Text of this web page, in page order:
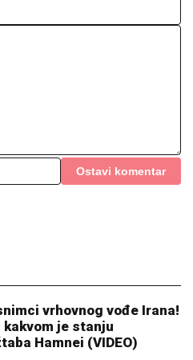
FILIPA I JOVANE
Đukića
Fonseka u polufinalu